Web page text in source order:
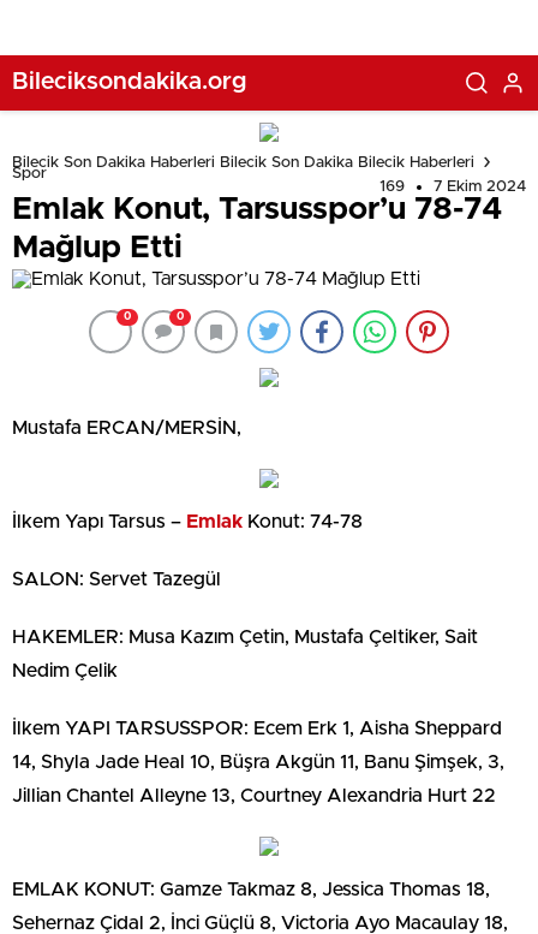
Bileciksondakika.org
Bilecik Son Dakika Haberleri Bilecik Son Dakika Bilecik Haberleri
Spor
169
7 Ekim 2024
Emlak Konut, Tarsusspor’u 78-74
Mağlup Etti
0 0
Mustafa ERCAN/MERSİN,
İlkem Yapı Tarsus – Emlak Konut: 74-78
SALON: Servet Tazegül
HAKEMLER: Musa Kazım Çetin, Mustafa Çeltiker, Sait
Nedim Çelik
İlkem YAPI TARSUSSPOR: Ecem Erk 1, Aisha Sheppard
14, Shyla Jade Heal 10, Büşra Akgün 11, Banu Şimşek, 3,
Jillian Chantel Alleyne 13, Courtney Alexandria Hurt 22
EMLAK KONUT: Gamze Takmaz 8, Jessica Thomas 18,
Sehernaz Çidal 2, İnci Güçlü 8, Victoria Ayo Macaulay 18,